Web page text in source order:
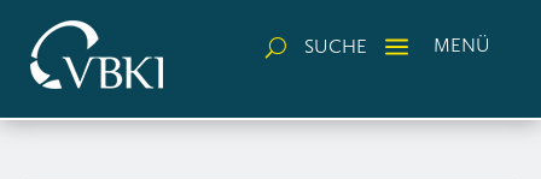
U SUCHE a MENÜ